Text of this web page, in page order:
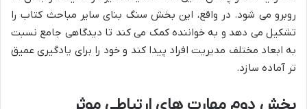
روبرو می شود. در واقع، این بخش سنگ بنای سایر مباحث کتاب را
تشکیل می دهد و به خواننده کمک می کند تا دیدگاهی جامع نسبت
به ابعاد مختلف مدیریت افراد پیدا کند و خود را برای یادگیری عمیق
تر آماده سازد.
بخش دوم مهارت های ارتباطی موثر